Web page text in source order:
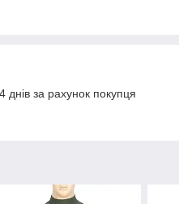
за рахунок покупця